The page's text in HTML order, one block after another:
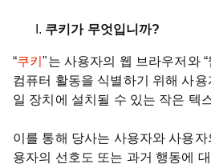
쿠키가 무엇입니까?
“쿠키"는 사용자의 웹 브라우저와
컴퓨터 활동을 식별하기 위해 사
일 장치에 설치될 수 있는 작은 텍
이를 통해 당사는 사용자와 사용
용자의 선호도 또는 과거 행동에